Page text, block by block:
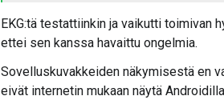
EKG:tä testattiinkin ja vaikutti toimivan
ettei sen kanssa havaittu ongelmia.
Sovelluskuvakkeiden näkymisestä en
eivät internetin mukaan näytä